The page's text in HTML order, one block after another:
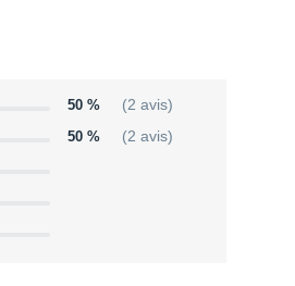
50 % (2 avis)
50 % (2 avis)